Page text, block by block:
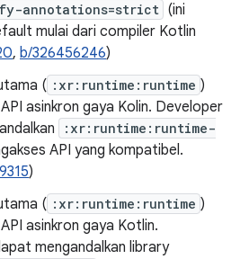
annotations=strict (ini
mulai dari compiler Kotlin
, b/326456246)
( :xr:runtime:runtime )
asinkron gaya Kolin. Developer
:xr:runtime:runtime-
API yang kompatibel.
)
( :xr:runtime:runtime )
asinkron gaya Kotlin.
mengandalkan library